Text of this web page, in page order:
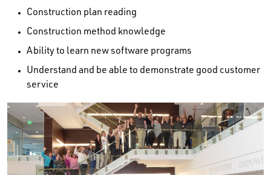
Construction plan reading
Construction method knowledge
Ability to learn new software programs
Understand and be able to demonstrate good customer
service